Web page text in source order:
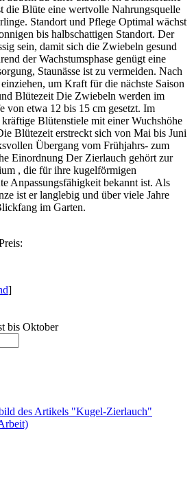
die Blüte eine wertvolle Nahrungsquelle
Standort und Pflege Optimal wächst
bis halbschattigen Standort. Der
sein, damit sich die Zwiebeln gesund
der Wachstumsphase genügt eine
Staunässe ist zu vermeiden. Nach
um Kraft für die nächste Saison
Blütezeit Die Zwiebeln werden im
von etwa 12 bis 15 cm gesetzt. Im
Blütenstiele mit einer Wuchshöhe
Blütezeit erstreckt sich von Mai bis Juni
Übergang vom Frühjahrs- zum
Einordnung Der Zierlauch gehört zur
, die für ihre kugelförmigen
Anpassungsfähigkeit bekannt ist. Als
ist er langlebig und über viele Jahre
im Garten.
]
bis Oktober